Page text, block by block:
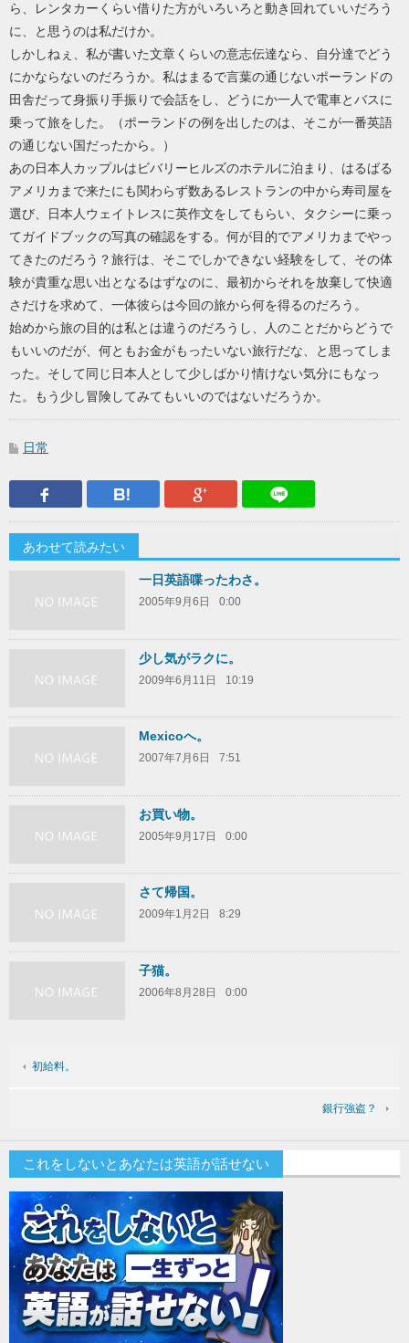
ら、レンタカーくらい借りた方がいろいろと動き回れていいだろう
に、と思うのは私だけか。
しかしねぇ、私が書いた文章くらいの意志伝達なら、自分達でどう
にかならないのだろうか。私はまるで言葉の通じないポーランドの
田舎だって身振り手振りで会話をし、どうにか一人で電車とバスに
乗って旅をした。（ポーランドの例を出したのは、そこが一番英語
の通じない国だったから。）
あの日本人カップルはビバリーヒルズのホテルに泊まり、はるばる
アメリカまで来たにも関わらず数あるレストランの中から寿司屋を
選び、日本人ウェイトレスに英作文をしてもらい、タクシーに乗っ
てガイドブックの写真の確認をする。何が目的でアメリカまでやっ
てきたのだろう？旅行は、そこでしかできない経験をして、その体
験が貴重な思い出となるはずなのに、最初からそれを放棄して快適
さだけを求めて、一体彼らは今回の旅から何を得るのだろう。
始めから旅の目的は私とは違うのだろうし、人のことだからどうで
もいいのだが、何ともお金がもったいない旅行だな、と思ってしま
った。そして同じ日本人として少しばかり情けない気分にもなっ
た。もう少し冒険してみてもいいのではないだろうか。
日常
Facebook はてなブックマークGoogle Plus
あわせて読みたい
一日英語喋ったわさ。
2005年9月6日 0:00
少し気がラクに。
2009年6月11日 10:19
Mexicoへ。
2007年7月6日 7:51
お買い物。
2005年9月17日 0:00
さて帰国。
2009年1月2日 8:29
子猫。
2006年8月28日 0:00
初給料。
銀行強盗？
これをしないとあなたは英語が話せない